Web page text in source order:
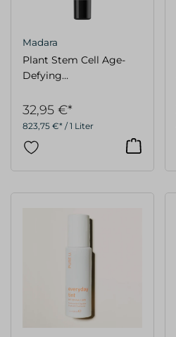
Madara
Plant Stem Cell Age-
Defying
LSF 30, 40ml
823,75 €* / 1 Liter
32,95 €*